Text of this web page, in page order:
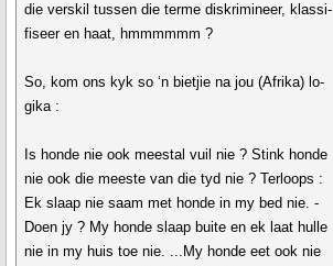
die verskil tussen die terme diskrimineer, klassi-
fiseer en haat, hmmmmmm ?
So, kom ons kyk so ‘n bietjie na jou (Afrika) lo-
gika :
Is honde nie ook meestal vuil nie ? Stink honde
nie ook die meeste van die tyd nie ? Terloops :
Ek slaap nie saam met honde in my bed nie. -
Doen jy ? My honde slaap buite en ek laat hulle
nie in my huis toe nie. ...My honde eet ook nie